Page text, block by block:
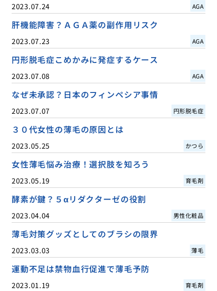
2023.07.24 AGA
肝機能障害？ＡＧＡ薬の副作用リスク
2023.07.23 AGA
円形脱毛症こめかみに発症するケース
2023.07.08 AGA
なぜ未承認？日本のフィンペシア事情
2023.07.07 円形脱毛症
３０代女性の薄毛の原因とは
2023.05.25 かつら
女性薄毛悩み治療！選択肢を知ろう
2023.05.19 育毛剤
酵素が鍵？５αリダクターゼの役割
2023.04.04 男性化粧品
薄毛対策グッズとしてのブラシの限界
2023.03.03 薄毛
運動不足は禁物血行促進で薄毛予防
2023.01.19 育毛剤